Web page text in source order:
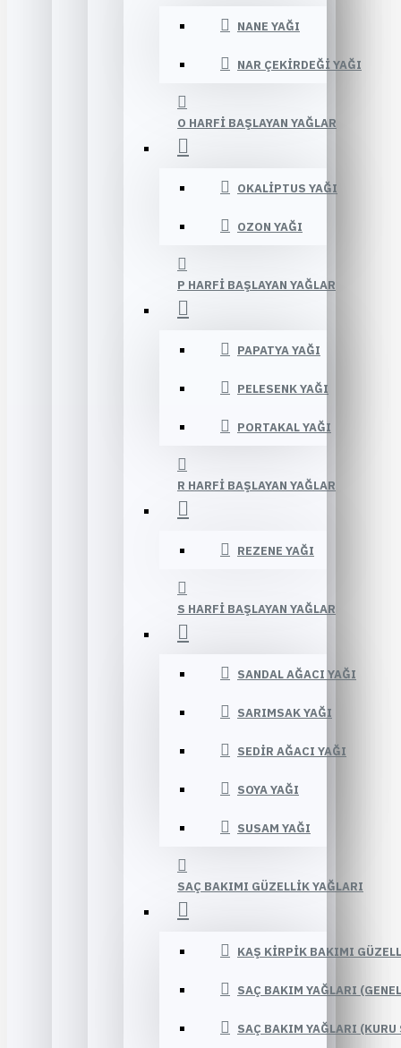
NANE YAĞI
NAR ÇEKIRDEĞI YAĞI
O HARFI BAŞLAYAN YAĞLAR
OKALIPTUS YAĞI
OZON YAĞI
P HARFI BAŞLAYAN YAĞLAR
PAPATYA YAĞI
PELESENK YAĞI
PORTAKAL YAĞI
R HARFI BAŞLAYAN YAĞLAR
REZENE YAĞI
S HARFI BAŞLAYAN YAĞLAR
SANDAL AĞACI YAĞI
SARIMSAK YAĞI
SEDIR AĞACI YAĞI
SOYA YAĞI
SUSAM YAĞI
SAÇ BAKIMI GÜZELLIK YAĞLARI
KAŞ KIRPIK BAKIMI
SAÇ BAKIM YAĞLARI
SAÇ BAKIM YAĞLARI